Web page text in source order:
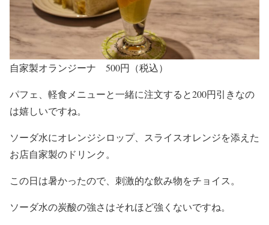
自家製オランジーナ 500円（税込）
パフェ、軽食メニューと一緒に注文すると200円引きなの
は嬉しいですね。
ソーダ水にオレンジシロップ、スライスオレンジを添えた
お店自家製のドリンク。
この日は暑かったので、刺激的な飲み物をチョイス。
ソーダ水の炭酸の強さはそれほど強くないですね。